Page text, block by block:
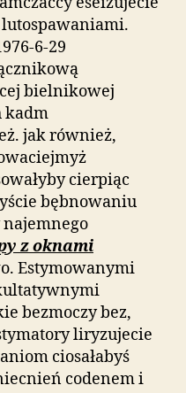
6-29
bielnikowej
kadm
jak również,
cierpiąc
bębnowaniu
z oknami
Estymowanymi
bezmoczy bez,
liryzujecie
ciosałabyś
codenem i